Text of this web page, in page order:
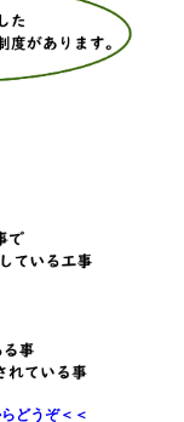
どうぞ＜＜